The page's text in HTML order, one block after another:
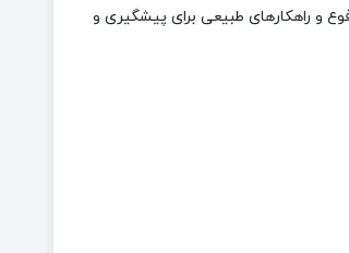
و راهکارهای طبیعی برای پیشگیری و